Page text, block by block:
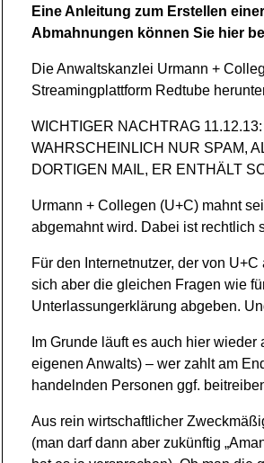
Eine Anleitung zum Erstellen
Abmahnungen können Sie hier
Die Anwaltskanzlei Urmann +
Streamingplattform Redtube
WICHTIGER NACHTRAG
WAHRSCHEINLICH NUR SPAM,
DORTIGEN MAIL, ER ENTHÄLT
Urmann + Collegen (U+C) mahnt
abgemahnt wird. Dabei ist rechtlich
Für den Internetnutzer, der von
sich aber die gleichen Fragen wie
Unterlassungerklärung abgeben.
Im Grunde läuft es auch hier
eigenen Anwalts) – wer zahlt am
handelnden Personen ggf.
Aus rein wirtschaftlicher
(man darf dann aber zukünftig